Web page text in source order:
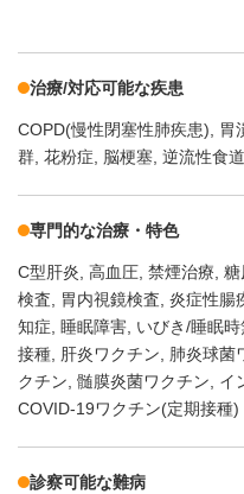
治療/対応可能な疾患
COPD(慢性閉塞性肺疾患) 胃
群 花粉症 脳梗塞 逆流性食
専門的な治療・特色
C型肝炎 高血圧 禁煙治療 糖
検査
胃内視鏡検査 炎症性腸
知症
睡眠障害 いびき/睡眠
接種 肝炎ワクチン 肺炎球菌
クチン 髄膜炎菌ワクチン イ
COVID-19ワクチン(定期接種)
診察可能な難病